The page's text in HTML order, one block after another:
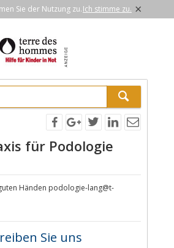
Sie der Nutzung zu.Ich stimme zu. ×
für Podologie
Händen podologie-lang@t-
Sie uns